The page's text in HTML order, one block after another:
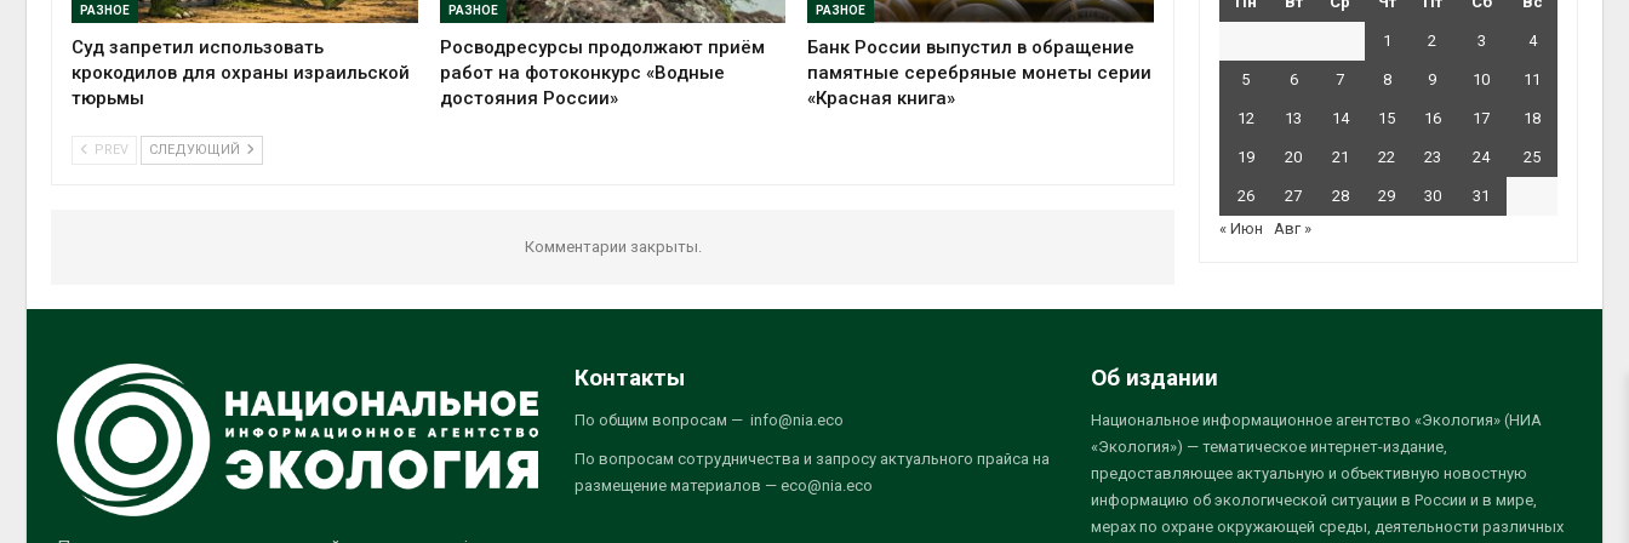
РАЗНОЕ
Суд запретил использовать
крокодилов для охраны израильской
тюрьмы
РАЗНОЕ
Росводресурсы продолжают приём
работ на фотоконкурс «Водные
достояния России»
РАЗНОЕ
Банк России выпустил в обращение
памятные серебряные монеты серии
«Красная книга»
PREV СЛЕДУЮЩИЙ
Комментарии закрыты.
1 2 3 4
5 6 7 8 9 10 11
12 13 14 15 16 17 18
19 20 21 22 23 24 25
26 27 28 29 30
31
« Июн
Авг »
Контакты
По общим вопросам — info@nia.eco
По вопросам сотрудничества и запросу актуального прайса на
размещение материалов — eco@nia.eco
Об издании
Национальное информационное агентство «Экология» (НИА
«Экология») — тематическое интернет-издание,
предоставляющее актуальную и объективную новостную
информацию об экологической ситуации в России и в мире,
мерах по охране окружающей среды, деятельности различных